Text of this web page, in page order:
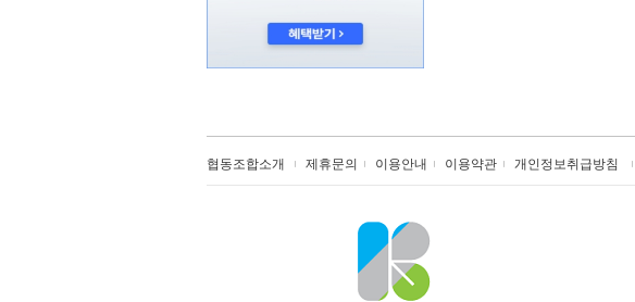
협동조합소개 제휴문의 이용안내 이용약관 개인정보취급방침